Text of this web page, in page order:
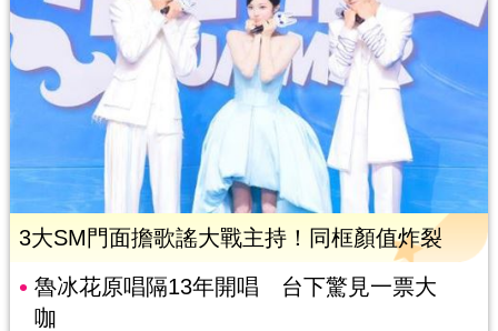
3大SM門面擔歌謠大戰主持！同框顏值炸裂
魯冰花原唱隔13年開唱 台下驚見一票大
咖